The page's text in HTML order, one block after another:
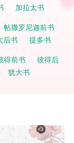
加拉太书
帖撒罗尼迦前书
后书
提多书
得前书
彼得后
犹大书